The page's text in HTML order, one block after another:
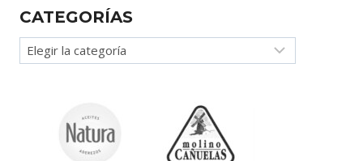
CATEGORÍAS
Categorías